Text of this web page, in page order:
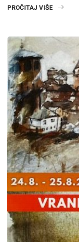
PROČITAJ VIŠE